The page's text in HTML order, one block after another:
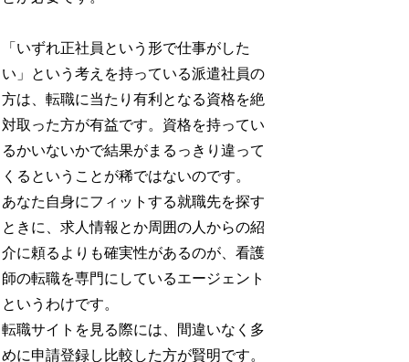
「いずれ正社員という形で仕事がした
い」という考えを持っている派遣社員の
方は、転職に当たり有利となる資格を絶
対取った方が有益です。資格を持ってい
るかいないかで結果がまるっきり違って
くるということが稀ではないのです。
あなた自身にフィットする就職先を探す
ときに、求人情報とか周囲の人からの紹
介に頼るよりも確実性があるのが、看護
師の転職を専門にしているエージェント
というわけです。
転職サイトを見る際には、間違いなく多
めに申請登録し比較した方が賢明です。